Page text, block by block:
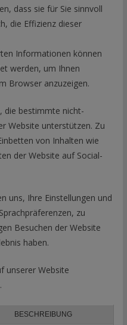
dass sie für Sie sinnvoll
die Effizienz dieser
Informationen können
werden, um Ihnen
Browser anzuzeigen.
die bestimmte nicht-
Website unterstützen. Zu
von Inhalten wie
der Website auf Social-
uns, Ihre Einstellungen und
zu
Besuchen der Website
haben.
unserer Website
BESCHREIBUNG